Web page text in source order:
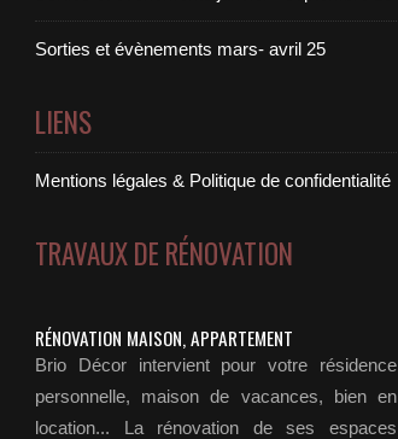
Sorties et évènements mars- avril 25
LIENS
Mentions légales & Politique de confidentialité
TRAVAUX DE RÉNOVATION
RÉNOVATION MAISON, APPARTEMENT
Brio Décor intervient pour votre résidence
personnelle, maison de vacances, bien en
location... La rénovation de ses espaces